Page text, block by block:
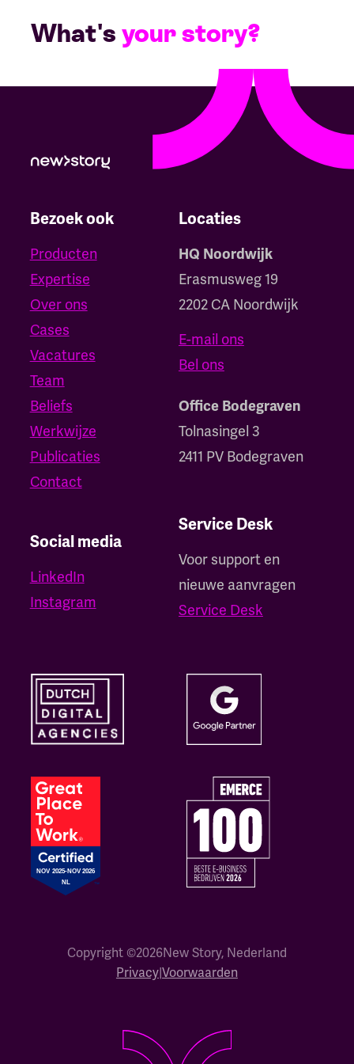
What's your story?
Bezoek ook
Producten
Expertise
Over ons
Cases
Vacatures
Team
Beliefs
Werkwijze
Publicaties
Contact
Social media
LinkedIn
Instagram
Service Desk
Voor support en
nieuwe aanvragen
Service Desk
Locaties
HQ Noordwijk
Erasmusweg 19
2202 CA Noordwijk
E-mail ons
Bel ons
Office Bodegraven
Tolnasingel 3
2411 PV Bodegraven
Copyright ©2026New Story, Nederland
Privacy|Voorwaarden